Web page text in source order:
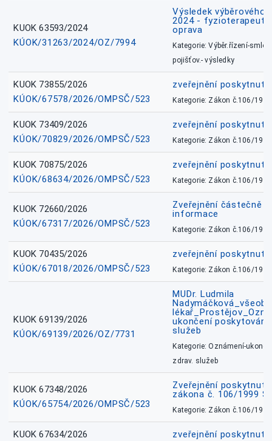
KUOK 63593/2024
KÚOK/31263/2024/OZ/7994
Výsledek výběrového
2024 - fyzioterapeut,
oprava
Kategorie: Výběr.řízení-
pojišťov.- výsledky
KUOK 73855/2026
KÚOK/67578/2026/OMPSČ/523
zveřejnění
Kategorie: Zákon č.106/1999
KUOK 73409/2026
KÚOK/70829/2026/OMPSČ/523
zveřejnění
Kategorie: Zákon č.106/1999
KUOK 70875/2026
KÚOK/68634/2026/OMPSČ/523
zveřejnění
Kategorie: Zákon č.106/1999
KUOK 72660/2026
KÚOK/67317/2026/OMPSČ/523
Zveřejnění částečně
informace
Kategorie: Zákon č.106/1999
KUOK 70435/2026
KÚOK/67018/2026/OMPSČ/523
zveřejnění
Kategorie: Zákon č.106/1999
KUOK 69139/2026
KÚOK/69139/2026/OZ/7731
MUDr. Ludmila
ukončení
služeb
Kategorie: Oznámení-
zdrav. služeb
KUOK 67348/2026
KÚOK/65754/2026/OMPSČ/523
Zveřejnění
zákona č. 106/1999
Kategorie: Zákon č.106/1999
KUOK 67634/2026
zveřejnění